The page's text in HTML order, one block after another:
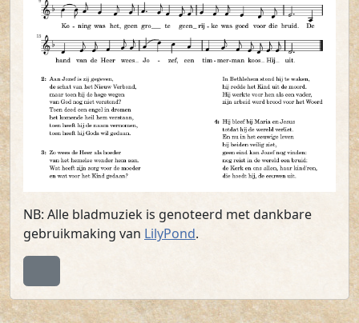
NB: Alle bladmuziek is genoteerd met dankbare
gebruikmaking van LilyPond.